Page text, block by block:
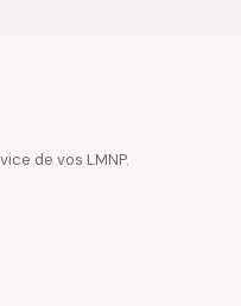
de vos LMNP.